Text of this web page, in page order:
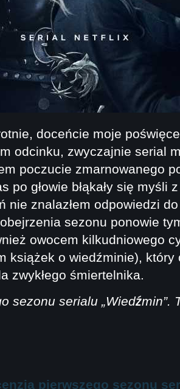
doceńcie moje
odcinku, zwyczajnie serial
poczucie zmarnowanego
po głowie błąkały się myśli
nie znalazłem odpowiedzi
sezonu ponowie
owocem kilkudniowego
książek o wiedźminie), który
zwykłego śmiertelnika.
sezonu serialu „Wiedźmin”.
pierwszego sezonu